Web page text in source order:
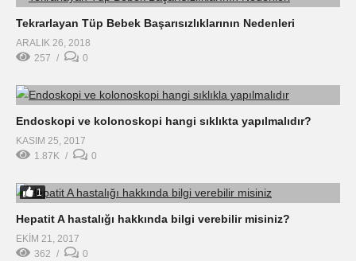
Tekrarlayan Tüp Bebek Başarısızlıklarının Nedenleri
ARALIK 26, 2018
257
0
Endoskopi ve kolonoskopi hangi sıklıkta yapılmalıdır?
KASIM 25, 2017
1.87K
0
1
Hepatit A hastalığı hakkında bilgi verebilir misiniz?
EKIM 21, 2017
362
0